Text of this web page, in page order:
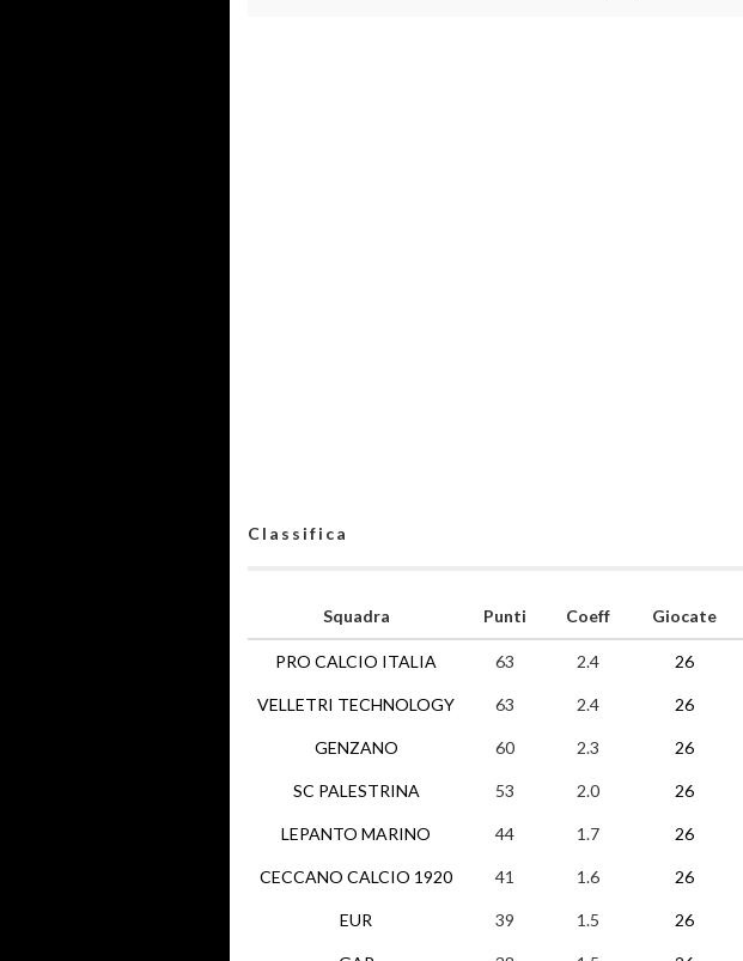
Classifica
Squadra
PRO CALCIO ITALIA
VELLETRI TECHNOLOGY
GENZANO
SC PALESTRINA
LEPANTO MARINO
CECCANO CALCIO 1920
EUR
Punti Coeff Giocate
63 2.4 26
63 2.4 26
60 2.3 26
53 2.0 26
44 1.7 26
41 1.6 26
39 1.5 26